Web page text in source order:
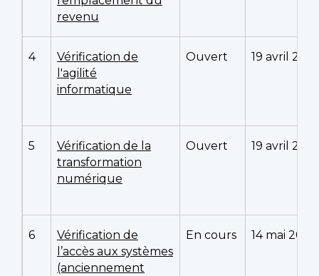
revenu
4
Vérification de
l'agilité
informatique
Ouvert 19 avril
5
Vérification de la
transformation
numérique
Ouvert 19 avril
6
Vérification de
l’accès aux systèmes
(anciennement
En cours 14 mai 2025